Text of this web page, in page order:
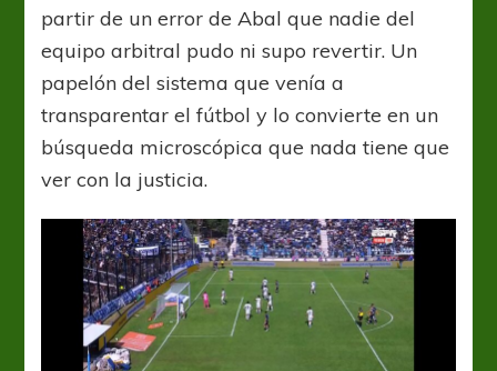
partir de un error de Abal que nadie del
equipo arbitral pudo ni supo revertir. Un
papelón del sistema que venía a
transparentar el fútbol y lo convierte en un
búsqueda microscópica que nada tiene que
ver con la justicia.